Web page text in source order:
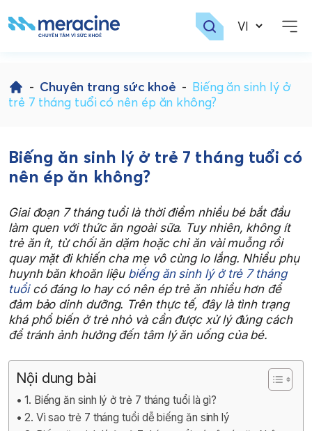
to
content
- Chuyên trang sức khoẻ - Biếng ăn sinh lý ở
trẻ 7 tháng tuổi có nên ép ăn không?
Biếng ăn sinh lý ở trẻ 7 tháng tuổi có
nên ép ăn không?
Giai đoạn 7 tháng tuổi là thời điểm nhiều bé bắt đầu
làm quen với thức ăn ngoài sữa. Tuy nhiên, không ít
trẻ ăn ít, từ chối ăn dặm hoặc chỉ ăn vài muỗng rồi
quay mặt đi khiến cha mẹ vô cùng lo lắng. Nhiều phụ
huynh băn khoăn liệu biếng ăn sinh lý ở trẻ 7 tháng
tuổicó đáng lo hay có nên ép trẻ ăn nhiều hơn để
đảm bảo dinh dưỡng. Trên thực tế, đây là tình trạng
khá phổ biến ở trẻ nhỏ và cần được xử lý đúng cách
để tránh ảnh hưởng đến tâm lý ăn uống của bé.
Nội dung bài
1. Biếng ăn sinh lý ở trẻ 7 tháng tuổi là gì?
2. Vì sao trẻ 7 tháng tuổi dễ biếng ăn sinh lý